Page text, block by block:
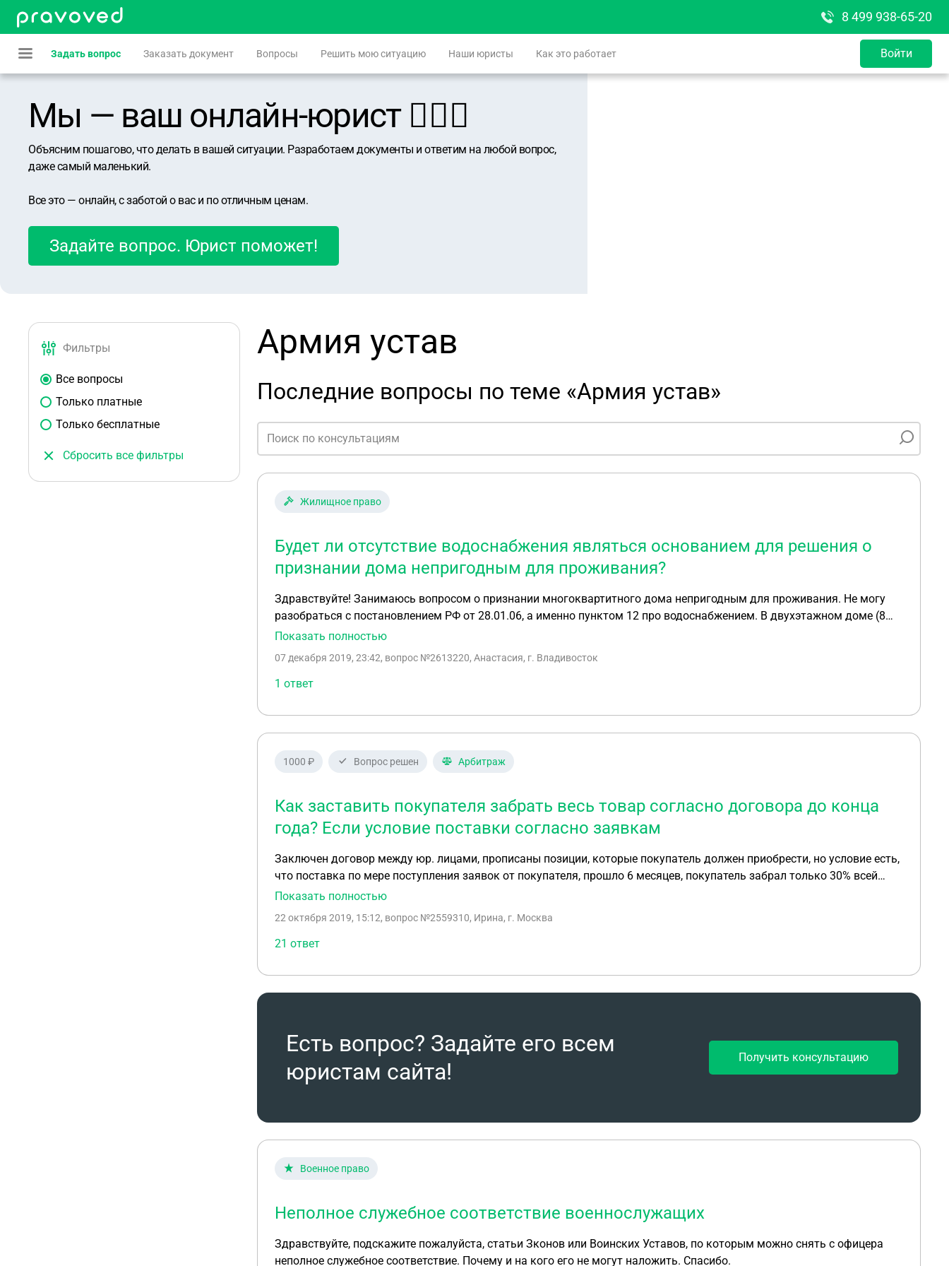
8 499 938-65-20
Задать вопрос Заказать документ Вопросы Решить мою ситуацию Наши юристы Как это работает Войти
Мы — ваш онлайн-юрист 👨🏻‍⚖️
Объясним пошагово, что делать в вашей ситуации. Разработаем документы и ответим на любой вопрос,
даже самый маленький.
Все это — онлайн, с заботой о вас и по отличным ценам.
Задайте вопрос. Юрист поможет!
Фильтры
Все вопросы
Только платные
Только бесплатные
Сбросить все фильтры
Армия устав
Последние вопросы по теме «Армия устав»
Жилищное право
Будет ли отсутствие водоснабжения являться основанием для решения о
признании дома непригодным для проживания?
Здравствуйте! Занимаюсь вопросом о признании многоквартитного дома непригодным для проживания. Не могу
разобраться с постановлением РФ от 28.01.06, а именно пунктом 12 про водоснабжением. В двухэтажном доме (8
квартир) нет канализации и водоснабжения. Будет ли это являться основанием для решения о признании дома
Показать полностью
07 декабря 2019, 23:42, вопрос №2613220, Анастасия, г. Владивосток
1 ответ
1000 ₽ Вопрос решен Арбитраж
Как заставить покупателя забрать весь товар согласно договора до конца
года? Если условие поставки согласно заявкам
Заключен договор между юр. лицами, прописаны позиции, которые покупатель должен приобрести, но условие есть,
что поставка по мере поступления заявок от покупателя, прошло 6 месяцев, покупатель забрал только 30% всей
продукции, и не ожидается заявка в ближайшее время. Срок действия договора до 31.12.2019г., но до полного
Наши обязательства выполнить договор в полном объеме. Прикреплен договор, необходимо отправить всю
продукцию в этом году.
Показать полностью
22 октября 2019, 15:12, вопрос №2559310, Ирина, г. Москва
21 ответ
Есть вопрос? Задайте его всем
юристам сайта!
Получить консультацию
Военное право
Неполное служебное соответствие военнослужащих
Здравствуйте, подскажите пожалуйста, статьи Зконов или Воинских Уставов, по которым можно снять с офицера
неполное служебное соответствие. Почему и на кого его не могут наложить. Спасибо.